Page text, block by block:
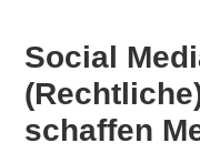
Social
schaffen